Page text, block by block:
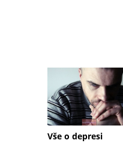
Vše o depresi